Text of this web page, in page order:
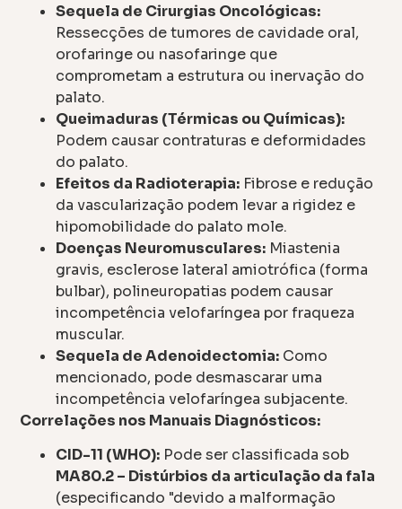
Sequela de Cirurgias Oncológicas:
Ressecções de tumores de cavidade oral,
orofaringe ou nasofaringe que
comprometam a estrutura ou inervação do
palato.
Queimaduras (Térmicas ou Químicas):
Podem causar contraturas e deformidades
do palato.
Efeitos da Radioterapia: Fibrose e redução
da vascularização podem levar a rigidez e
hipomobilidade do palato mole.
Doenças Neuromusculares: Miastenia
gravis, esclerose lateral amiotrófica (forma
bulbar), polineuropatias podem causar
incompetência velofaríngea por fraqueza
muscular.
Sequela de Adenoidectomia: Como
mencionado, pode desmascarar uma
incompetência velofaríngea subjacente.
Correlações nos Manuais Diagnósticos:
CID-11 (WHO): Pode ser classificada sob
MA80.2 – Distúrbios da articulação da fala
(especificando "devido a malformação